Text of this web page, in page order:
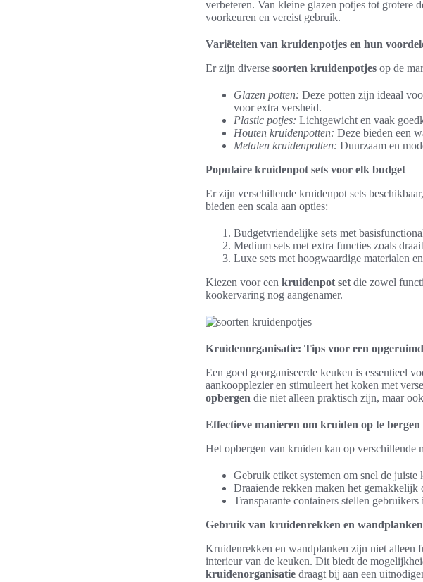
verbeteren. Van kleine glazen potjes tot grotere
voorkeuren en vereist gebruik.
Variëteiten van kruidenpotjes en hun
Er zijn diverse soorten kruidenpotjes op de
Glazen potten: Deze potten zijn ideaal
voor extra versheid.
Plastic potjes: Lichtgewicht en vaak
Houten kruidenpotten: Deze bieden een
Metalen kruidenpotten: Duurzaam en
Populaire kruidenpot sets voor elk budget
Er zijn verschillende kruidenpot sets
bieden een scala aan opties:
Budgetvriendelijke sets met
Medium sets met extra functies zoals
Luxe sets met hoogwaardige materialen
Kiezen voor een kruidenpot set die zowel
kookervaring nog aangenamer.
Kruidenorganisatie: Tips voor een
Een goed georganiseerde keuken is essentieel
aankoopplezier en stimuleert het koken met
opbergen die niet alleen praktisch zijn, maar
Effectieve manieren om kruiden op te bergen
Het opbergen van kruiden kan op verschillende
Gebruik etiket systemen om snel de juiste
Draaiende rekken maken het gemakkelijk
Transparante containers stellen
Gebruik van kruidenrekken en wandplanken
Kruidenrekken en wandplanken zijn niet alleen
interieur van de keuken. Dit biedt de
kruidenorganisatie draagt bij aan een